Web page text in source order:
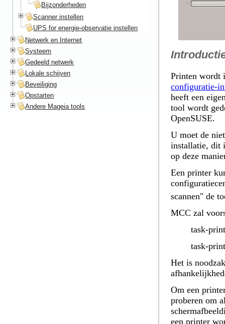
Printen wordt
configuratie-
heeft een
tool wordt
OpenSUSE.
U moet de
installatie, dit
op deze
Een printer
scannen" de
MCC zal
task-
task-
Het is
Om een
proberen om
een printer
Bijzonderheden
Scanner instellen
UPS for energie-observatie instellen
Netwerk en Internet
Systeem
Gedeeld netwerk
Lokale schijven
Beveiliging
Opstarten
Andere Mageia tools